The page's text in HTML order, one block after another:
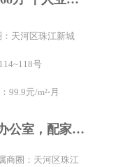
天河区珠江新城
号
99.9元/m²⋅月
各区10一100方精装办公室，配家具独立空调，直租无中介差价
商圈：天河区珠江